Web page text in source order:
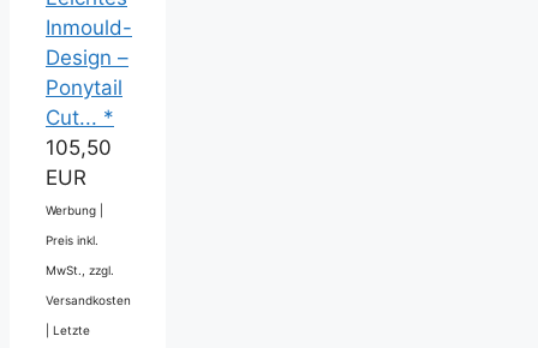
Inmould-
Design –
Ponytail
Cut... *
105,50
EUR
Werbung |
Preis inkl.
MwSt., zzgl.
Versandkosten
Letzte